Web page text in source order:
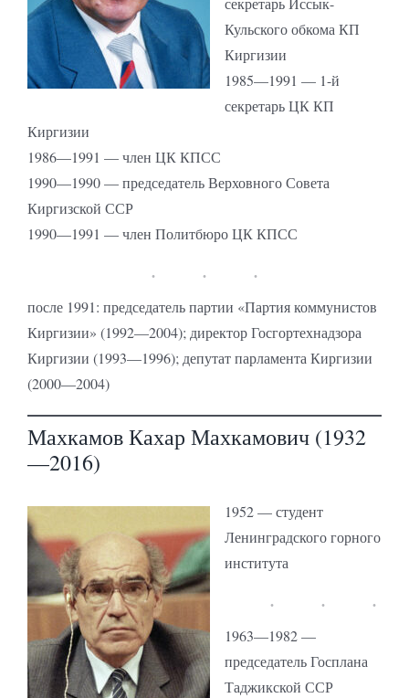
Кульского обкома КП
Киргизии
1985—1991 — 1-й
секретарь ЦК КП
Киргизии
1986—1991 — член ЦК КПСС
1990—1990 — председатель Верховного Совета
Киргизской ССР
1990—1991 — член Политбюро ЦК КПСС
после 1991: председатель партии «Партия коммунистов
Киргизии» (1992—2004); директор Госгортехнадзора
Киргизии (1993—1996); депутат парламента Киргизии
(2000—2004)
Махкамов Кахар Махкамович (1932
—2016)
1952 — студент
Ленинградского горного
института
1963—1982 —
председатель Госплана
Таджикской ССР